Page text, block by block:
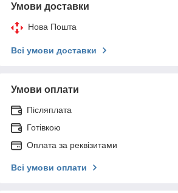
Умови доставки
Нова Пошта
Всі умови доставки
Умови оплати
Післяплата
Готівкою
Оплата за реквізитами
Всі умови оплати